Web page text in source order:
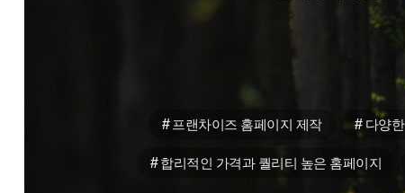
# 프랜차이즈 홈페이지 제작 # 다양
# 합리적인 가격과 퀄리티 높은 홈페이지